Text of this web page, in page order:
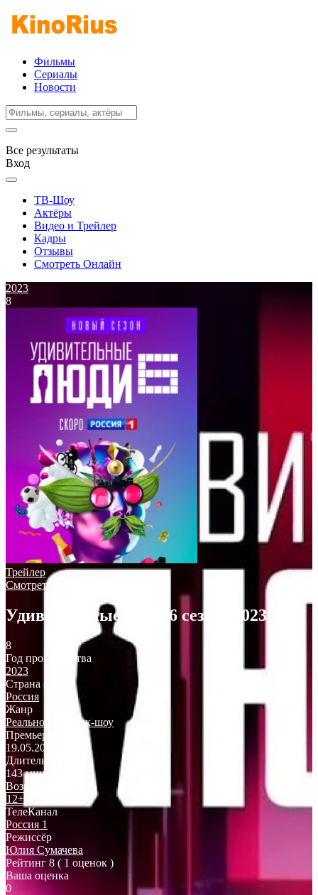
Фильмы
Сериалы
Новости
Все результаты
Вход
ТВ-Шоу
Актёры
Видео и Трейлер
Кадры
Отзывы
Смотреть Онлайн
2023
8
Трейлер
Смотреть онлайн
Удивительные люди 6 сезон (2023)
8
Год производства
2023
Страна
Россия
Жанр
Реальное ТВ
Ток-шоу
Премьера в РФ
19.05.2023
Длительность
143 мин.
Возраст
12+
ТелеКанал
Россия 1
Режиссёр
Юлия Сумачева
Рейтинг 8 ( 1 оценок )
Ваша оценка
0